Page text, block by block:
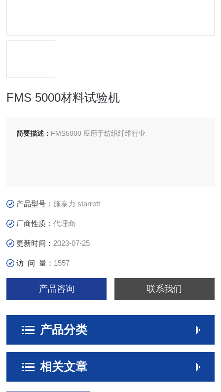
FMS 5000材料试验机
简要描述： FMS5000 应用于纺织纤维行业
产品型号：施泰力 starrett
厂商性质：代理商
更新时间： 2023-07-25
访 问 量： 1557
产品咨询 联系我们
产品分类
相关文章